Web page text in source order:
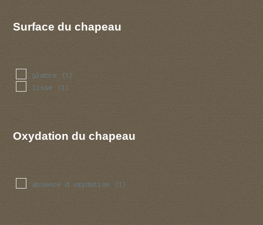
Surface du chapeau
glabre (1)
lisse (1)
Oxydation du chapeau
absence d oxydation (1)